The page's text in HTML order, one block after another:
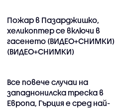
Пожар в Пазарджишко,
хеликоптер се включи в
гасенето (ВИДЕО+СНИМКИ)
(ВИДЕО+СНИМКИ)
Все повече случаи на
западнонилска треска в
Европа, Гърция е сред най-